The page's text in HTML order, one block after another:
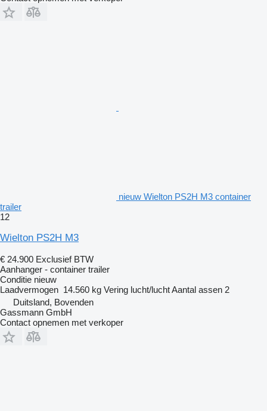
nieuw Wielton PS2H M3 container
trailer
12
Wielton PS2H M3
€ 24.900 Exclusief BTW
Aanhanger - container trailer
Conditie nieuw
Laadvermogen 14.560 kg Vering lucht/luchtAantal assen 2
Duitsland, Bovenden
Gassmann GmbH
Contact opnemen met verkoper